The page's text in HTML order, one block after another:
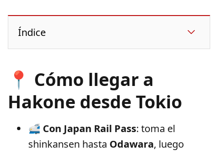
Índice
📍 Cómo llegar a
Hakone desde Tokio
🚅 Con Japan Rail Pass: toma el
shinkansen hasta Odawara, luego